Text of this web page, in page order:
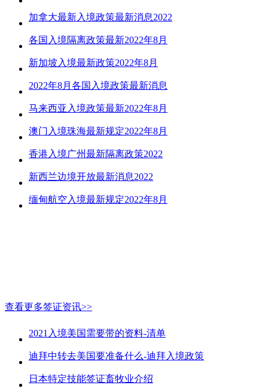
加拿大最新入境政策最新消息2022
各国入境隔离政策最新2022年8月
新加坡入境最新政策2022年8月
2022年8月各国入境政策最新消息
马来西亚入境政策最新2022年8月
澳门入境珠海最新规定2022年8月
香港入境广州最新隔离政策2022
新西兰边境开放最新消息2022
缅甸航空入境最新规定2022年8月
查看更多签证资讯>>
2021入境美国需要带的资料-清单
迪拜中转去美国要准备什么-迪拜入境政策
日本特定技能签证畜牧业介绍